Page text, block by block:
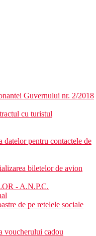
Guvernului nr. 2/2018
cu turistul
pentru contactele de
biletelor de avion
- A.N.P.C.
de pe retelele sociale
voucherului cadou